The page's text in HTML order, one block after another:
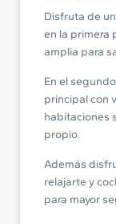
Disfruta de
en la primera
amplia para
En el
principal con
habitaciones
propio.
Además
relajarte y
para mayor